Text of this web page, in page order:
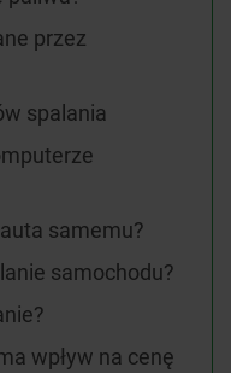
przez
spalania
samemu?
samochodu?
wpływ na cenę